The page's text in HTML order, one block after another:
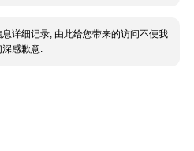
详细记录, 由此给您带来的访问不便我
深感歉意.